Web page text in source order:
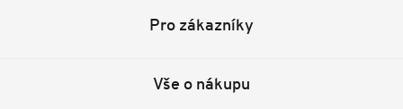
Pro zákazníky
Vše o nákupu